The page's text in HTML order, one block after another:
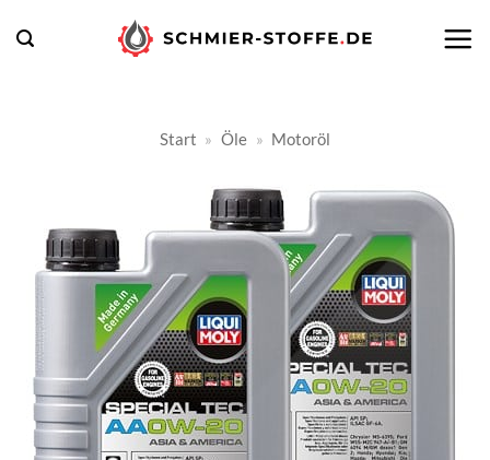
Inhalt
Start » Öle » Motoröl